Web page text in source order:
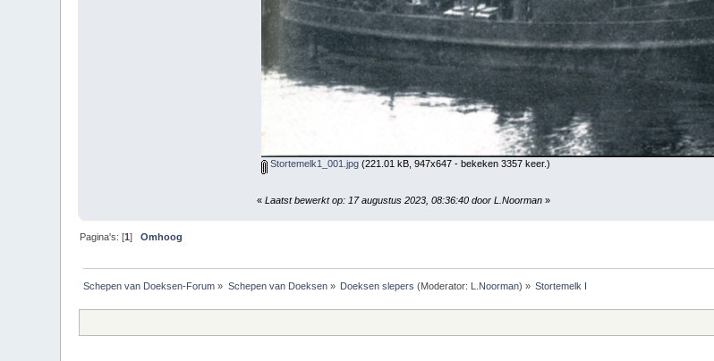
Stortemelk1_001.jpg (221.01 kB, 947x647 - bekeken 3357 keer.)
« Laatst bewerkt op: 17 augustus 2023, 08:36:40 door L.Noorman»
Pagina's: [1]Omhoog
Schepen van Doeksen-Forum » Schepen van Doeksen» Doeksen slepers (Moderator: L.Noorman) » Stortemelk I